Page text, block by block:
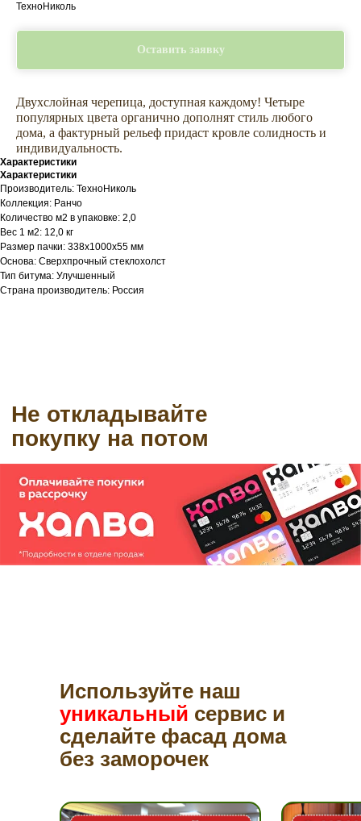
ТехноНиколь
Оставить заявку
Двухслойная черепица, доступная каждому! Четыре
популярных цвета органично дополнят стиль любого
дома, а фактурный рельеф придаст кровле солидность и
индивидуальность.
Характеристики
Характеристики
Производитель: ТехноНиколь
Коллекция: Ранчо
Количество м2 в упаковке: 2,0
Вес 1 м2: 12,0 кг
Размер пачки: 338х1000х55 мм
Основа: Сверхпрочный стеклохолст
Тип битума: Улучшенный
Страна производитель: Россия
Не откладывайте
покупку на потом
Используйте наш
уникальный сервис и
сделайте фасад дома
без заморочек